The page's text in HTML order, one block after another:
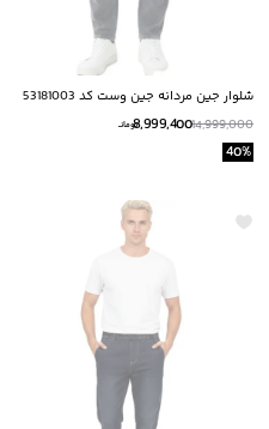
شلوار جين مردانه جين وست كد 53181003
14,999,000
8,999,400تومانــ
40%